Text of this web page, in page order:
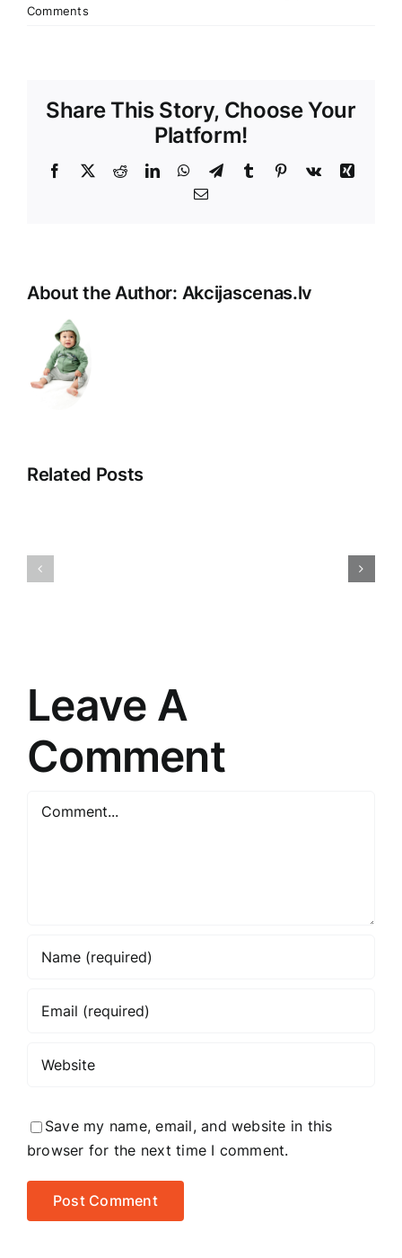
Comments
Share This Story, Choose Your
Platform!
Facebook
X RedditLinkedInWhatsApp
TelegramTumblr Pinterest
Vk
Xing
E-
About the Author: Akcijascenas.lv
Related Posts
2025.
Leave A
Comment
Comment
Save my name, email, and website in this
browser for the next time I comment.